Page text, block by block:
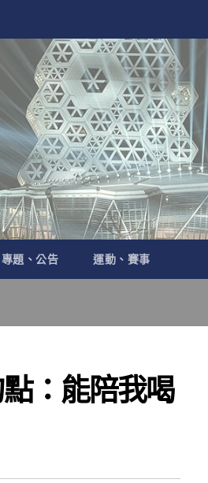
專題、公告 運動、賽事
：能陪我喝